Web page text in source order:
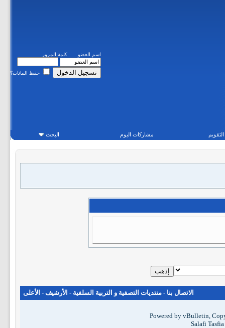
اسم العضو كلمة المرور
حفظ البيانات؟
التقويم مشاركات اليوم البحث
الاتصال بنا - منتديات التصفية و التربية السلفية - الأرشيف - الأعلى
Powered by vBulletin,
Salafi